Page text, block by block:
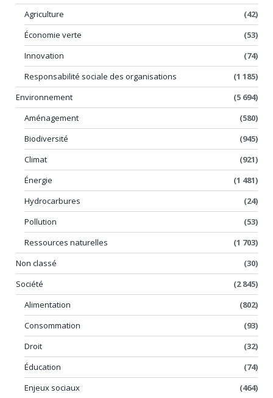
Agriculture
(42)
Économie verte
(53)
Innovation
(74)
Responsabilité sociale des organisations
(1 185)
Environnement
(5 694)
Aménagement
(580)
Biodiversité
(945)
Climat
(921)
Énergie
(1 481)
Hydrocarbures
(24)
Pollution
(53)
Ressources naturelles
(1 703)
Non classé
(30)
Société
(2 845)
Alimentation
(802)
Consommation
(93)
Droit
(32)
Éducation
(74)
Enjeux sociaux
(464)